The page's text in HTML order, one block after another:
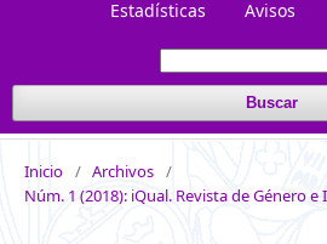
Estadísticas Avisos
Buscar
Inicio / Archivos /
Núm. 1 (2018): iQual. Revista de Género e